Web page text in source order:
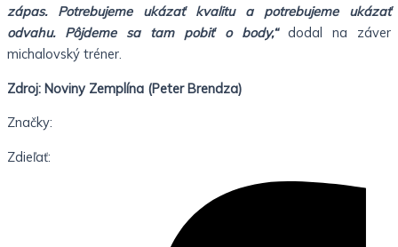
zápas. Potrebujeme ukázať kvalitu a potrebujeme ukázať
odvahu. Pôjdeme sa tam pobiť o body,“dodal na záver
michalovský tréner.
Zdroj: Noviny Zemplína (Peter Brendza)
Značky:
Zdieľať: